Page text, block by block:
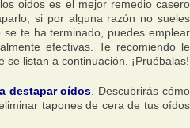
oidos es el mejor remedio casero
si por alguna razón no sueles
te ha terminado, puedes emplear
efectivas. Te recomiendo le
se listan a continuación. ¡Pruébalas!
destapar oídos . Descubrirás cómo
tapones de cera de tus oídos